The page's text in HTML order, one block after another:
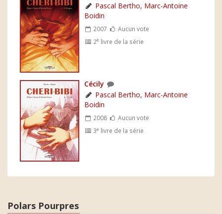
Pascal Bertho, Marc-Antoine
Boidin
2007
Aucun vote
2e livre de la série
Cécily
Pascal Bertho, Marc-Antoine
Boidin
2008
Aucun vote
3e livre de la série
Polars Pourpres